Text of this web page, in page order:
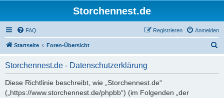
Storchennest.de
FAQ Anmelden
Registrieren
Startseite Foren-Übersicht
Storchennest.de - Datenschutzerklärung
Diese Richtlinie beschreibt, wie „Storchennest.de“
(„https://www.storchennest.de/phpbb“) (im Folgenden „der